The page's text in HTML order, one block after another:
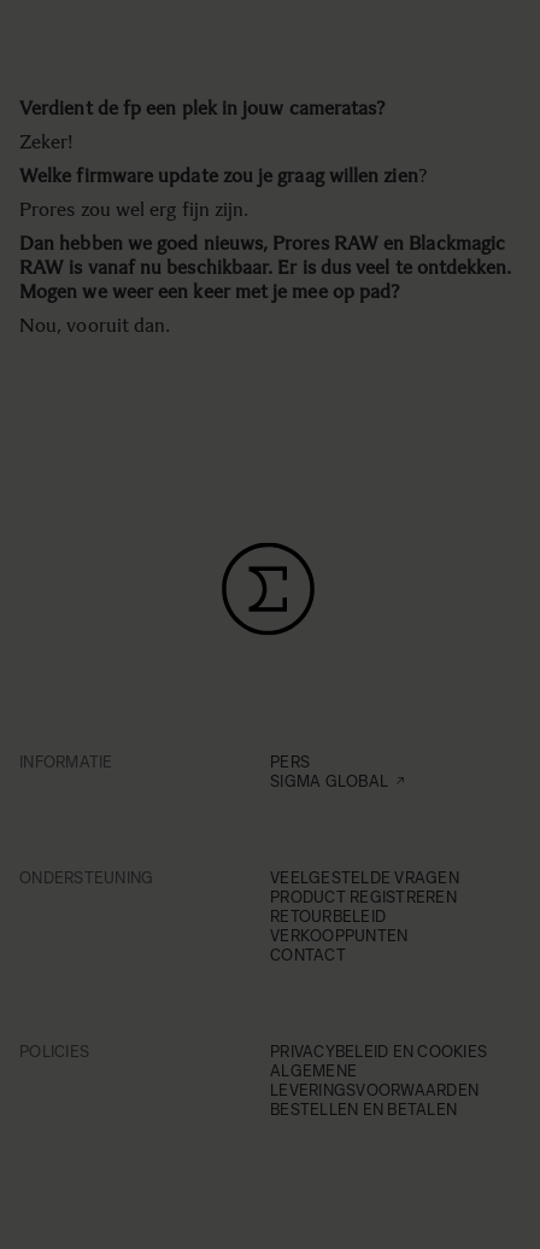
Verdient de fp een plek in jouw cameratas?
Zeker!
Welke firmware update zou je graag willen zien?
Prores zou wel erg fijn zijn.
Dan hebben we goed nieuws, Prores RAW en Blackmagic
RAW is vanaf nu beschikbaar. Er is dus veel te ontdekken.
Mogen we weer een keer met je mee op pad?
Nou, vooruit dan.
INFORMATIE
PERS
SIGMA GLOBAL
ONDERSTEUNING
VEELGESTELDE VRAGEN
PRODUCT REGISTREREN
RETOURBELEID
VERKOOPPUNTEN
CONTACT
POLICIES
PRIVACYBELEID EN COOKIES
ALGEMENE
LEVERINGSVOORWAARDEN
BESTELLEN EN BETALEN